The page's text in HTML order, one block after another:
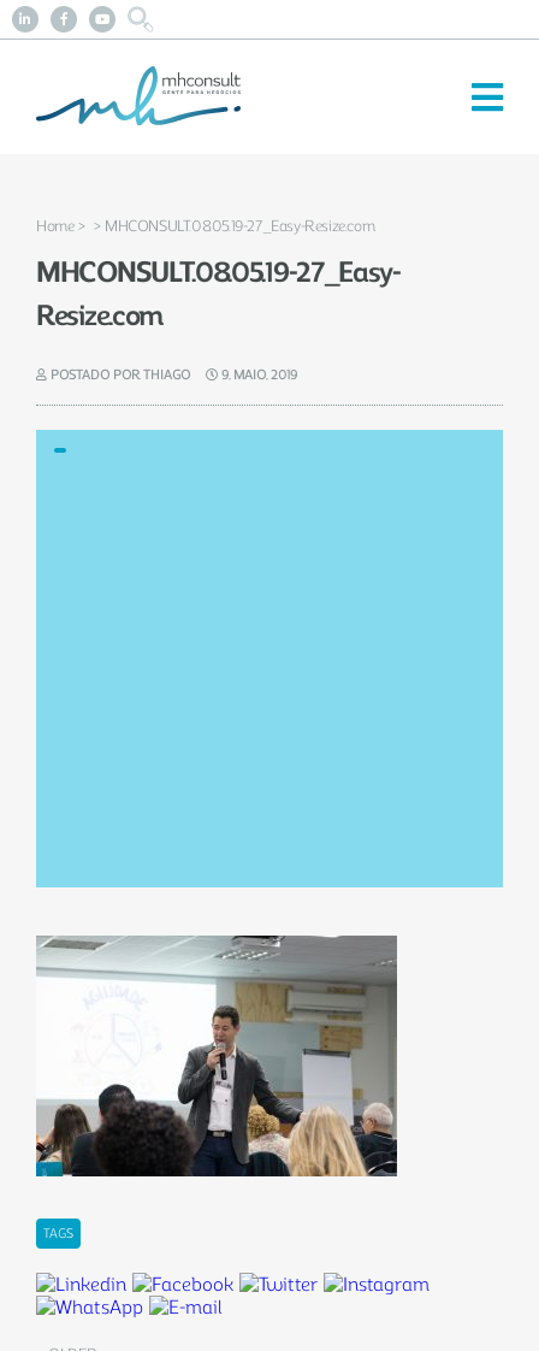
Home> > MHCONSULT.08.05.19-27_Easy-Resize.com
MHCONSULT.08.05.19-27_Easy-
Resize.com
POSTADO POR THIAGO 9, MAIO, 2019
TAGS